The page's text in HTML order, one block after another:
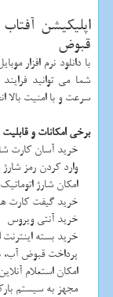
اپلیکیشن
قبوض
با دانلود نرم افزار
شما می توانید
سرعت و با امنیت بالا
برخی امکانات و
خرید آسان کارت
وارد کردن رمز
امکان شارژ
خرید گیفت کارت
خرید آنتی ویروس
خرید بسته اینترنت
پرداخت قبوض آب،
امکان استعلام
مجهز به سیستم